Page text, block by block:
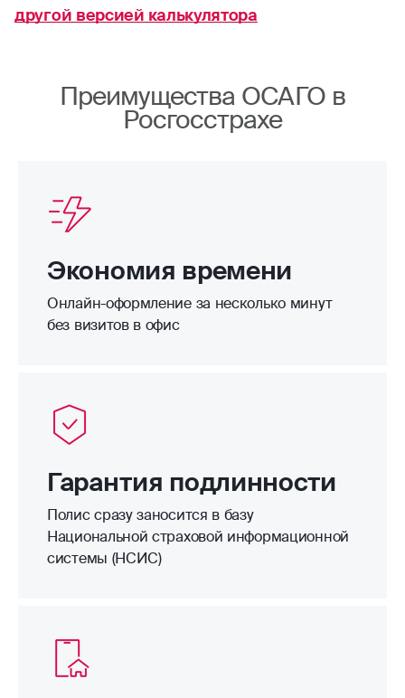
другой версией калькулятора
Преимущества ОСАГО в
Росгосстрахе
Экономия времени
Онлайн-оформление за несколько минут
без визитов в офис
Гарантия подлинности
Полис сразу заносится в базу
Национальной страховой информационной
системы (НСИС)